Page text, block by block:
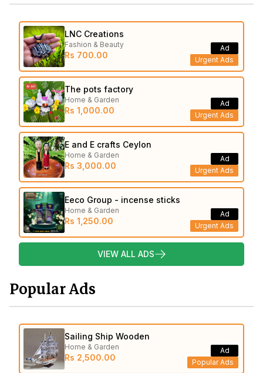
LNC Creations
Fashion & Beauty
Rs 700.00 Urgent Ads
Ad
The pots factory
Home & Garden
Rs 1,000.00 Urgent Ads
Ad
E and E crafts Ceylon
Home & Garden
Rs 3,000.00 Urgent Ads
Ad
Eeco Group - incense sticks
Home & Garden
Rs 1,250.00 Urgent Ads
Ad
VIEW ALL ADS
Popular Ads
Sailing Ship Wooden
Home & Garden
Rs 2,500.00 Popular Ads
Ad